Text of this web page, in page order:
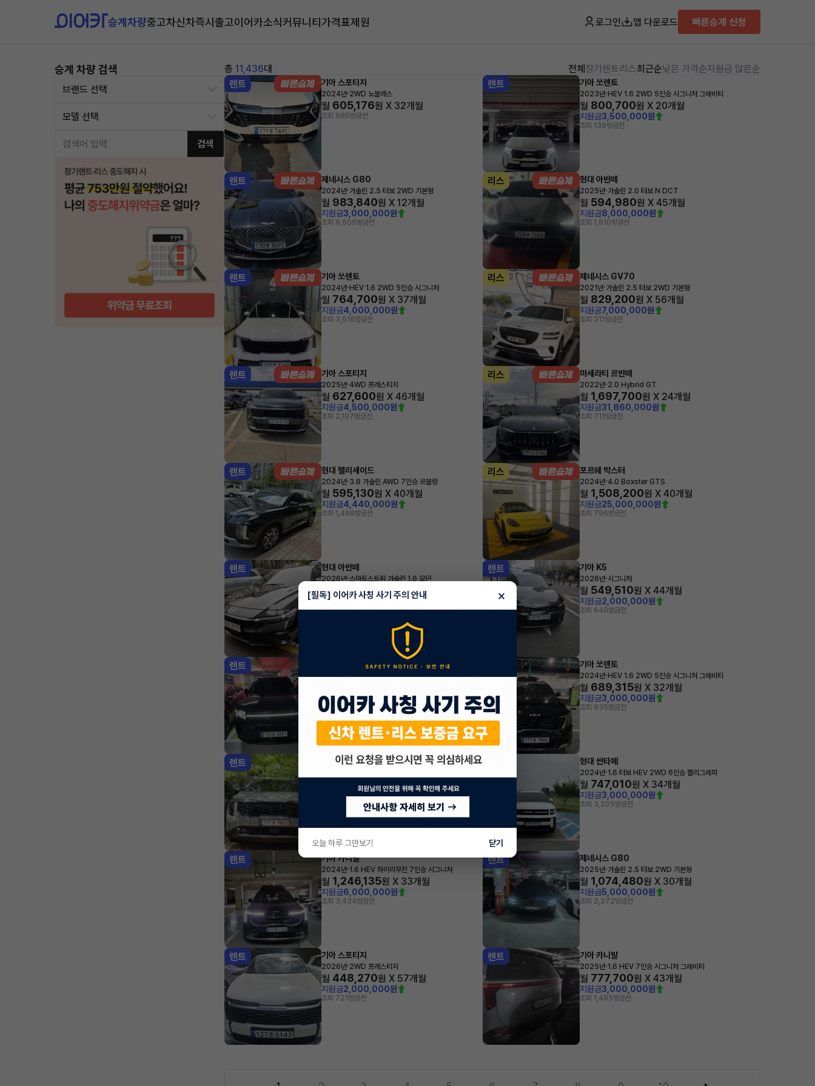
승계차량중고차신차즉시출고이어카소식커뮤니티가격표제원 로그인 앱 다운로드 빠른승계 신청
승계 차량 검색
검색
총 11,436대 전체 장기렌트리스최근순낮은 가격순지원금 많은순
렌트
기아 스포티지
2024년·2WD 노블레스
월 605,176원 X 32개월
조회 980방금전
렌트 기아 쏘렌토
2023년· HEV 1.6 2WD 5인승 시그니처 그래비티
월 800,700원 X 20개월
지원금3,500,000원
조회 139방금전
렌트 제네시스 G80
2024년·가솔린 2.5 터보 2WD 기본형
월 983,840원 X 12개월
지원금3,000,000원
조회 6,605방금전
리스 현대 아반떼
2025년·가솔린 2.0 터보 N DCT
월 594,980원 X 45개월
지원금8,000,000원
조회 1,810방금전
렌트 기아 쏘렌토
2024년· HEV 1.6 2WD 5인승 시그니처
월 764,700원 X 37개월
지원금4,000,000원
조회 3,616방금전
리스 제네시스 GV70
2021년·가솔린 2.5 터보 2WD 기본형
월 829,200원 X 56개월
지원금7,000,000원
조회 311 방금전
렌트 기아 스포티지
2025년·4WD 프레스티지
월 627,600원 X 46개월
지원금4,500,000원
조회 2,197방금전
리스 마세라티 르반떼
2022년·2.0 Hybrid GT
월 1,697,700원 X 24개월
지원금31,860,000원
조회 711 방금전
렌트 현대 팰리세이드
2024년·3.8 가솔린 AWD 7인승 르블랑
월 595,130원 X 40개월
지원금4,440,000원
조회 1,498방금전
리스 포르쉐 박스터
2024년·4.0 Boxster GTS
월 1,508,200원 X 40개월
지원금25,000,000원
조회 796방금전
렌트 현대 아반떼
2026년·스마트스트림 가솔린 1.6 모던
월 401,160 원 X 44개월
지원금 1,320,000원
조회 376방금전
렌트 기아 K5
2026년·시그니처
월 549,510원 X 44개월
지원금2,000,000원
조회 640방금전
렌트
2025년·1.6 터보 HEV 2WD 5인승 캘리그래피
지원금3,000,000원
조회 644방금전
기아 쏘렌토
2024년· HEV 1.6 2WD 5인승 시그니처 그래비티
월 689,315원 X 32개월
지원금3,000,000원
조회 835방금전
렌트 기아 카니발
828,455원 X30개월
3,000,000원
방금전
현대 싼타페
2024년·1.6 터보 HEV 2WD 6인승 캘리그래피
월 747,010원 X 34개월
지원금3,000,000원
조회 3,205방금전
렌트 기아 카니발
2024년·1.6 HEV 하이리무진 7인승 시그니처
월 1,246,135원 X 33개월
지원금6,000,000원
조회 3,434방금전
렌트 제네시스 G80
2025년·가솔린 2.5 터보 2WD 기본형
월 1,074,480원 X 30개월
지원금5,000,000원
조회 2,272방금전
렌트 기아 스포티지
2026년·2WD 프레스티지
월 448,270원 X 57개월
지원금2,000,000원
조회 721 방금전
렌트 기아 카니발
2025년·1.6 HEV 7인승 시그니처 그래비티
월 777,700원 X 43개월
지원금3,000,000원
조회 1,485방금전
[필독] 이어카 사칭 사기 주의 안내 ×
오늘 하루 그만보기 닫기